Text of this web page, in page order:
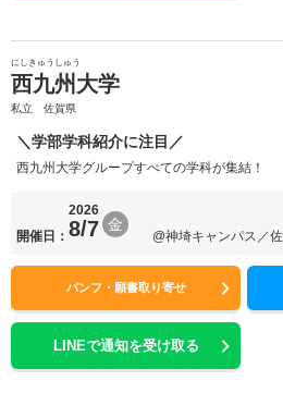
にしきゅうしゅう
西九州大学
私立 佐賀県
＼学部学科紹介に注目／
西九州大学グループすべての学科が集結！
開催日：
2026
8/7 金
@神埼キャンパス／
パンフ・願書取り寄せ
LINEで通知を受け取る